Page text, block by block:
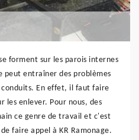
forment sur les parois internes
peut entraîner des problèmes
En effet, il faut faire
les enlever. Pour nous, des
ce genre de travail et c'est
faire appel à KR Ramonage.